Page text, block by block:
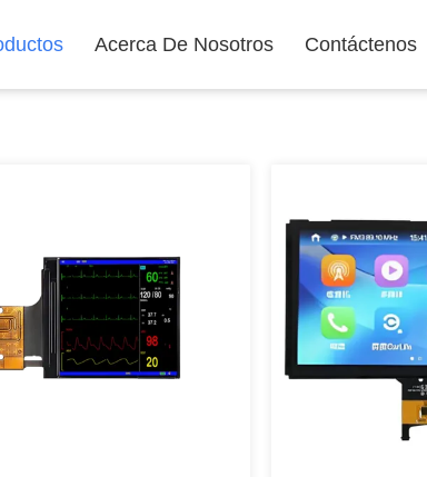
Acerca De Nosotros Contáctenos